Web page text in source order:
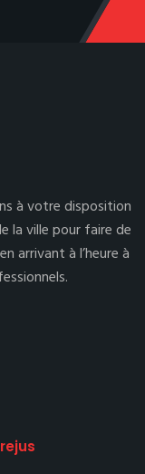
à votre disposition
la ville pour faire de
arrivant à l’heure à